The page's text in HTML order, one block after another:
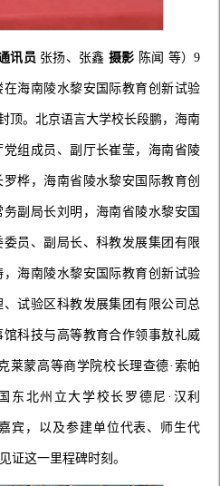
讯员 张扬、张鑫 摄影 陈闻 等）9
海南陵水黎安国际教育创新试验
顶。北京语言大学校长段鹏，海南
组成员、副厅长崔莹，海南省陵
桦，海南省陵水黎安国际教育创
副局长刘明，海南省陵水黎安国
员、副局长、科教发展集团有限
海南陵水黎安国际教育创新试验
试验区科教发展集团有限公司总
科技与高等教育合作领事敖礼威
莱蒙高等商学院校长理查德·索帕
东北州立大学校长罗德尼·汉利
宾，以及参建单位代表、师生代
证这一里程碑时刻。